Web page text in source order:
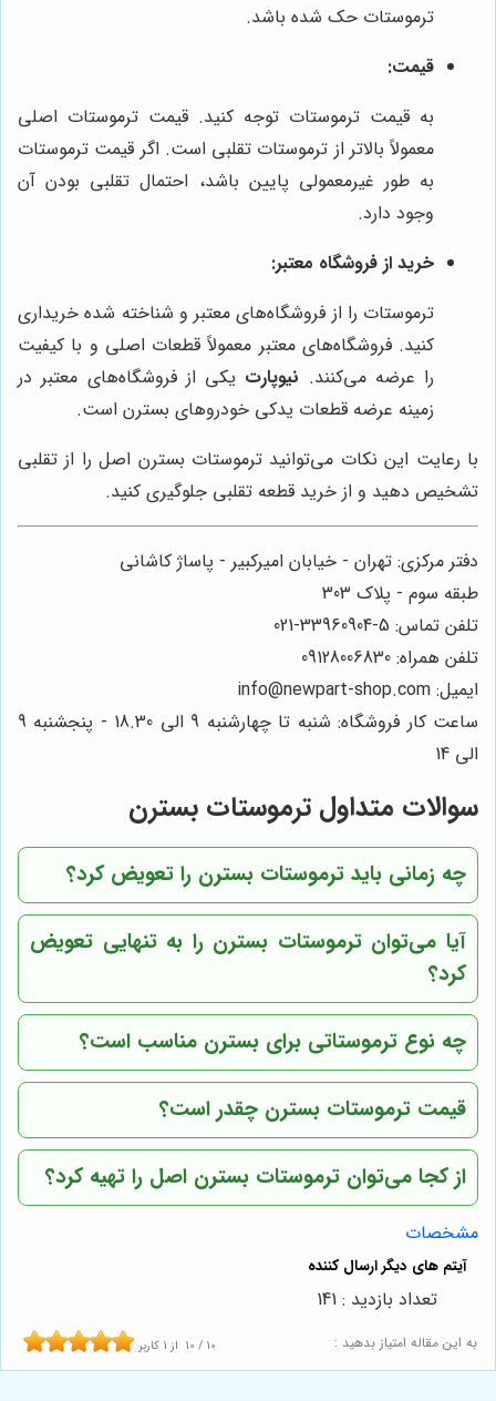
ترموستات حک شده باشد.
قیمت:
به قیمت ترموستات توجه کنید. قیمت ترموستات اصلی
معمولاً بالاتر از ترموستات تقلبی است. اگر قیمت ترموستات
به طور غیرمعمولی پایین باشد، احتمال تقلبی بودن آن
وجود دارد.
خرید از فروشگاه معتبر:
ترموستات را از فروشگاه‌های معتبر و شناخته شده خریداری
کنید. فروشگاه‌های معتبر معمولاً قطعات اصلی و با کیفیت
را عرضه می‌کنند. نیوپارت یکی از فروشگاه‌های معتبر در
زمینه عرضه قطعات یدکی خودروهای بسترن است.
با رعایت این نکات می‌توانید ترموستات بسترن اصل را از تقلبی
تشخیص دهید و از خرید قطعه تقلبی جلوگیری کنید.
دفتر مرکزی: تهران - خیابان امیرکبیر - پاساژ کاشانی
طبقه سوم - پلاک 303
تلفن تماس: 5-33960904-021
تلفن همراه: 09128006830
ایمیل: info@newpart-shop.com
ساعت کار فروشگاه: شنبه تا چهارشنبه 9 الی 18.30 - پنجشنبه 9
الی 14
سوالات متداول ترموستات بسترن
چه زمانی باید ترموستات بسترن را تعویض کرد؟
آیا می‌توان ترموستات بسترن را به تنهایی تعویض
کرد؟
چه نوع ترموستاتی برای بسترن مناسب است؟
قیمت ترموستات بسترن چقدر است؟
از کجا می‌توان ترموستات بسترن اصل را تهیه کرد؟
مشخصات
به این مقاله امتیاز بدهید : 10 / 10 از 1 کاربر
تعداد بازدید : 141